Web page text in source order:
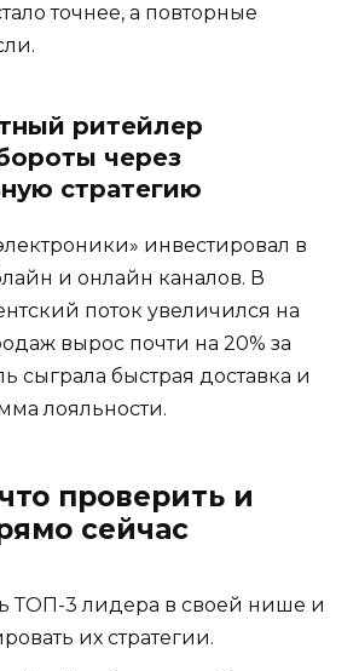
точнее, а повторные
ритейлер
через
стратегию
инвестировал в
и онлайн каналов. В
поток увеличился на
вырос почти на 20% за
сыграла быстрая доставка и
лояльности.
проверить и
сейчас
ТОП-3 лидера в своей нише и
их стратегии.